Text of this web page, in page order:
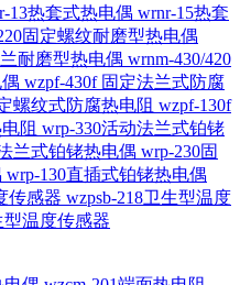
13热套式热电偶 wrnr-15热套
固定螺纹耐磨型热电偶
耐磨型热电偶 wrnm-430/420
wzpf-430f 固定法兰式防腐
螺纹式防腐热电阻 wzpf-130f
阻 wrp-330活动法兰式铂铑
兰式铂铑热电偶 wrp-230固
wrp-130直插式铂铑热电偶
传感器 wzpsb-218卫生型温度
型温度传感器